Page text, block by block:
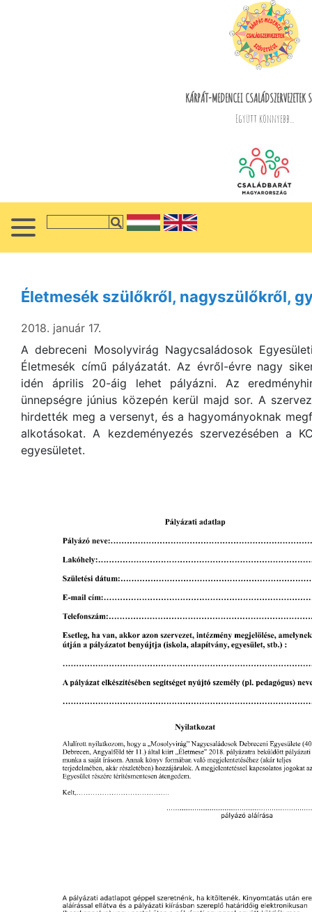
KÁRPÁT-MEDENCEI CSALÁDSZERVEZETEK
Együtt könnyebb...
Életmesék szülőkről, nagyszülőkről,
2018. január 17.
A debreceni Mosolyvirág Nagycsaládosok
Életmesék című pályázatát. Az évről-évre nagy
idén április 20-áig lehet pályázni. Az
ünnepségre június közepén kerül majd sor. A
hirdették meg a versenyt, és a hagyományoknak
alkotásokat. A kezdeményezés szervezésében a
egyesületet.